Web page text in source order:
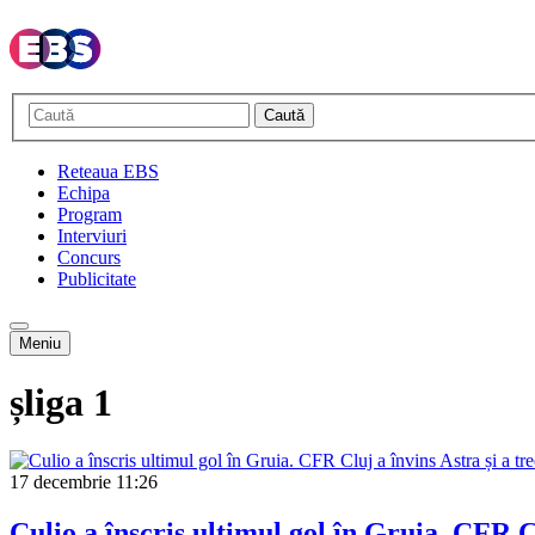
Caută
Reteaua EBS
Echipa
Program
Interviuri
Concurs
Publicitate
Meniu
șliga 1
17 decembrie 11:26